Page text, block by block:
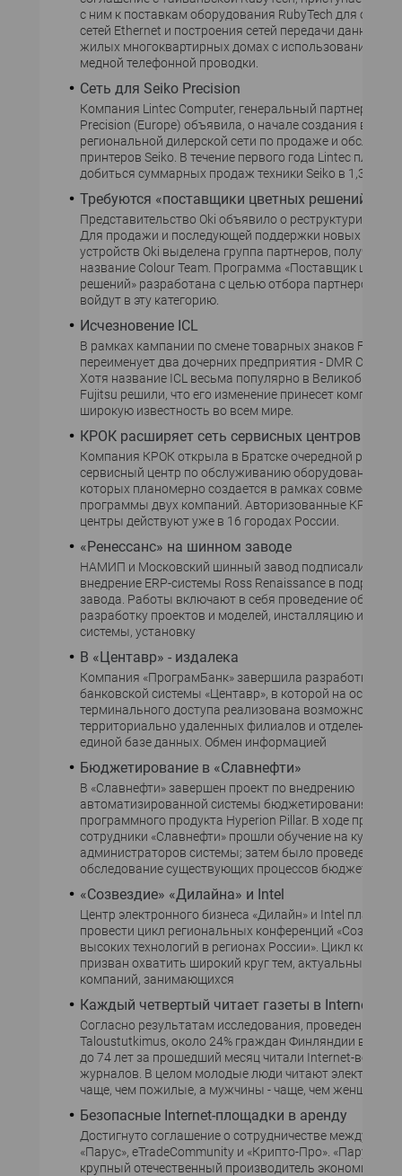
с ним к поставкам оборудования RubyTech для
сетей Ethernet и построения сетей передачи данных
жилых многоквартирных домах с использованием
медной телефонной проводки.
Cеть для Seiko Precision
Компания Lintec Computer, генеральный партнер
Precision (Europe) объявила, о начале создания в
региональной дилерской сети по продаже и
принтеров Seiko. В течение первого года Lintec
добиться суммарных продаж техники Seiko в 1,3-1,5
Требуются «поставщики цветных решений»
Представительство Oki объявило о реструктуризации
Для продажи и последующей поддержки новых
устройств Oki выделена группа партнеров,
название Colour Team. Программа «Поставщик
решений» разработана с целью отбора партнеров,
войдут в эту категорию.
Исчезновение ICL
В рамках кампании по смене товарных знаков Fujitsu
переименует два дочерних предприятия - DMR
Хотя название ICL весьма популярно в
Fujitsu решили, что его изменение принесет компании
широкую известность во всем мире.
КРОК расширяет сеть сервисных центров
Компания КРОК открыла в Братске очередной
сервисный центр по обслуживанию оборудования
которых планомерно создается в рамках совместной
программы двух компаний. Авторизованные КРОК
центры действуют уже в 16 городах России.
«Ренессанс» на шинном заводе
НАМИП и Московский шинный завод подписали
внедрение ERP-системы Ross Renaissance в
завода. Работы включают в себя проведение
разработку проектов и моделей, инсталляцию и
системы, установку
В «Центавр» - издалека
Компания «ПрограмБанк» завершила разработку
банковской системы «Центавр», в которой на основе
терминального доступа реализована возможность
территориально удаленных филиалов и отделений
единой базе данных. Обмен информацией
Бюджетирование в «Славнефти»
В «Славнефти» завершен проект по внедрению
автоматизированной системы бюджетирования на
программного продукта Hyperion Pillar. В ходе проекта
сотрудники «Славнефти» прошли обучение на курсах
администраторов системы; затем было проведено
обследование существующих процессов
«Созвездие» «Дилайна» и Intel
Центр электронного бизнеса «Дилайн» и Intel
провести цикл региональных конференций
высоких технологий в регионах России». Цикл
призван охватить широкий круг тем, актуальных как
компаний, занимающихся
Каждый четвертый читает газеты в Internet
Согласно результатам исследования, проведенного
Taloustutkimus, около 24% граждан Финляндии в
до 74 лет за прошедший месяц читали Internet-версии
журналов. В целом молодые люди читают
чаще, чем пожилые, а мужчины - чаще, чем женщины.
Безопасные Internet-площадки в аренду
Достигнуто соглашение о сотрудничестве между
«Парус», eTradeCommunity и «Крипто-Про». «Парус» -
крупный отечественный производитель